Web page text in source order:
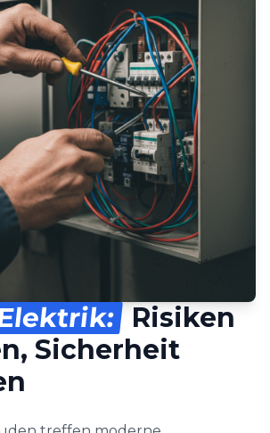
Risiken
Sicherheit